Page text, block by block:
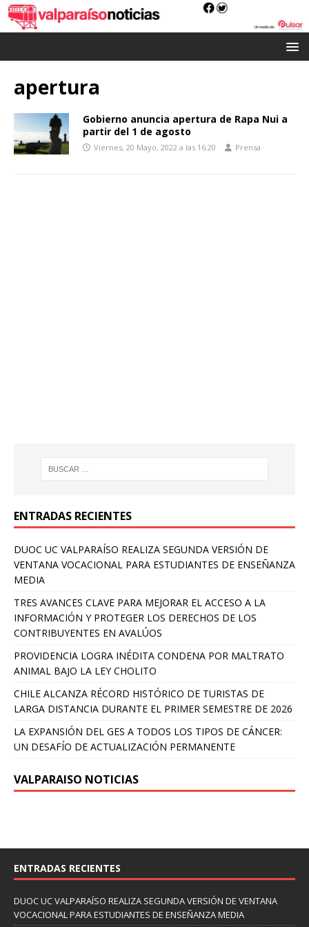
apertura
Gobierno anuncia apertura de Rapa Nui a
partir del 1 de agosto
Viernes, 20 Mayo, 2022 a las 16:20 Prensa
ENTRADAS RECIENTES
DUOC UC VALPARAÍSO REALIZA SEGUNDA VERSIÓN DE
VENTANA VOCACIONAL PARA ESTUDIANTES DE ENSEÑANZA
MEDIA
TRES AVANCES CLAVE PARA MEJORAR EL ACCESO A LA
INFORMACIÓN Y PROTEGER LOS DERECHOS DE LOS
CONTRIBUYENTES EN AVALÚOS
PROVIDENCIA LOGRA INÉDITA CONDENA POR MALTRATO
ANIMAL BAJO LA LEY CHOLITO
CHILE ALCANZA RÉCORD HISTÓRICO DE TURISTAS DE
LARGA DISTANCIA DURANTE EL PRIMER SEMESTRE DE 2026
LA EXPANSIÓN DEL GES A TODOS LOS TIPOS DE CÁNCER:
UN DESAFÍO DE ACTUALIZACIÓN PERMANENTE
VALPARAISO NOTICIAS
ENTRADAS RECIENTES
DUOC UC VALPARAÍSO REALIZA SEGUNDA VERSIÓN DE VENTANA
VOCACIONAL PARA ESTUDIANTES DE ENSEÑANZA MEDIA